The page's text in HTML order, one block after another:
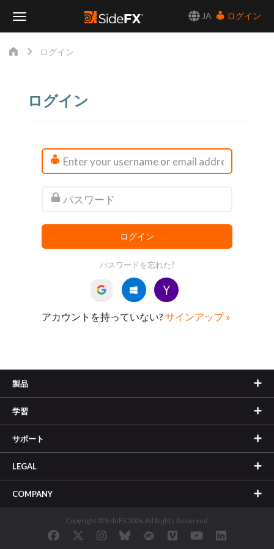
JA
ログイン
ログイン
ログイン
パスワードを忘れた?
アカウントを持っていない? サインアップ »
製品
学習
サポート
LEGAL
COMPANY
Copyright © SideFX 2026. All Rights Reserved.